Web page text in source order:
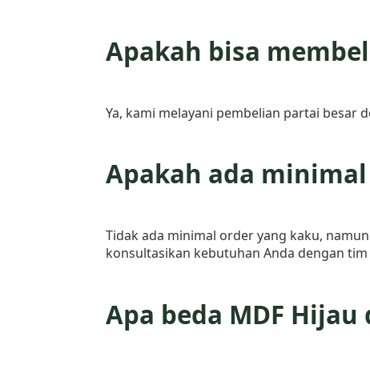
Apakah bisa
Ya, kami melayani pembelian partai
Apakah ada minimal
Tidak ada minimal order yang kaku,
konsultasikan kebutuhan Anda dengan tim
Apa beda MDF Hijau